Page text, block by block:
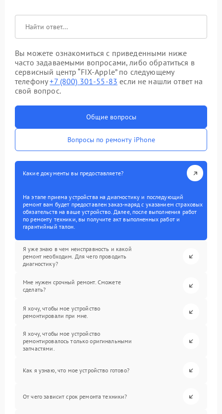
Вы можете ознакомиться с приведенными ниже
часто задаваемыми вопросами, либо обратиться в
сервисный центр “FIX-Apple” по следующему
телефону+7 (800) 301-55-83 если не нашли ответ на
свой вопрос.
Общие вопросы
Вопросы по ремонту iPhone
Какие документы вы предоставляете?
На этапе приема устройства на диагностику и последующий
ремонт вам будет предоставлен заказ-наряд с указанием страховых
обязательств на ваше устройство. Далее, после выполнения работ
по ремонту техники, вы получите акт выполненных работ и
гарантийный талон.
Я уже знаю в чем неисправность и какой
ремонт необходим. Для чего проводить
диагностику?
Мне нужен срочный ремонт. Сможете
сделать?
Я хочу, чтобы мое устройство
ремонтировали при мне.
Я хочу, чтобы мое устройство
ремонтировалось только оригинальными
запчастями.
Как я узнаю, что мое устройство готово?
От чего зависит срок ремонта техники?